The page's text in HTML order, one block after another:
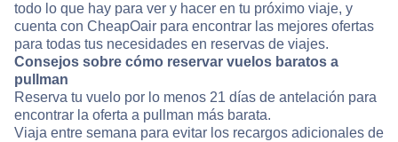
todo lo que hay para ver y hacer en tu próximo viaje, y
cuenta con CheapOair para encontrar las mejores ofertas
para todas tus necesidades en reservas de viajes.
Consejos sobre cómo reservar vuelos baratos a
pullman
Reserva tu vuelo por lo menos 21 días de antelación para
encontrar la oferta a pullman más barata.
Viaja entre semana para evitar los recargos adicionales de